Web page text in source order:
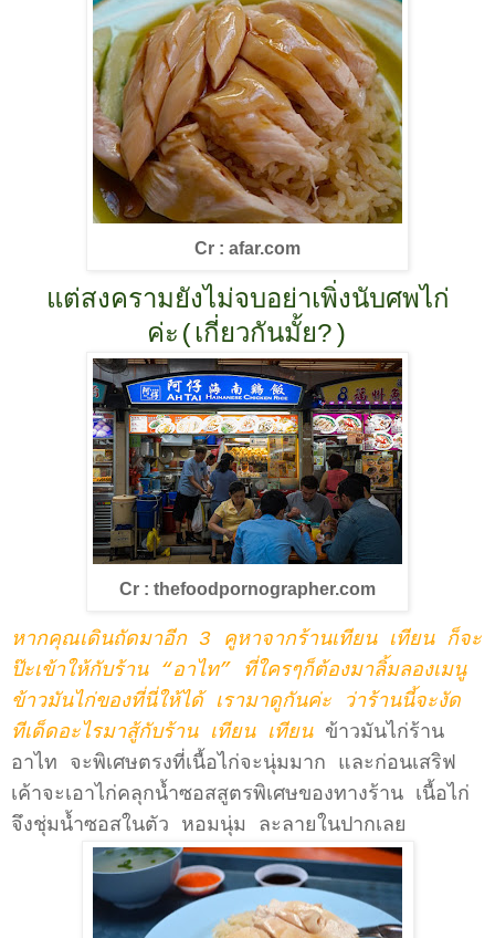
Cr : afar.com
แต่สงครามยังไม่จบอย่าเพิ่งนับศพไก่
ค่ะ(เกี่ยวกันมั้ย?)
Cr : thefoodpornographer.com
หากคุณเดินถัดมาอีก 3 คูหาจากร้านเทียน เทียน ก็จะ
ป๊ะเข้าให้กับร้าน “อาไท” ที่ใครๆก็ต้องมาลิ้มลองเมนู
ข้าวมันไก่ของที่นี่ให้ได้ เรามาดูกันค่ะ ว่าร้านนี้จะงัด
ทีเด็ดอะไรมาสู้กับร้าน เทียน เทียนข้าวมันไก่ร้าน
อาไท จะพิเศษตรงที่เนื้อไก่จะนุ่มมาก และก่อนเสริฟ
เค้าจะเอาไก่คลุกน้ำซอสสูตรพิเศษของทางร้าน เนื้อไก่
จึงชุ่มน้ำซอสในตัว หอมนุ่ม ละลายในปากเลย